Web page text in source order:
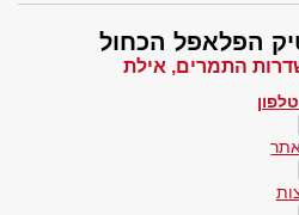
הפלאפל הכחול
התמרים, אילת